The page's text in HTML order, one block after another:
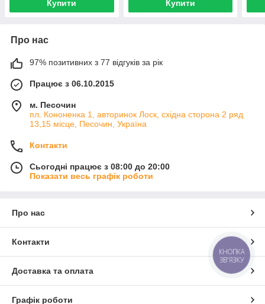
Купити Купити
Про нас
97% позитивних з 77 відгуків за рік
Працює з 06.10.2015
м. Песочин
пл. Кононенка 1, авторинок Лоск, східна сторона 2 ряд
13,15 місце, Песочин, Україна
Контакти
Сьогодні працює з 08:00 до 20:00
Показати весь графік роботи
Про нас
Контакти
Доставка та оплата
Графік роботи
КНОПКА
ЗВ'ЯЗКУ